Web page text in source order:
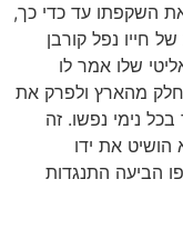
השקפתו עד כדי כך,
חייו נפל קורבן
שלו אמר לו
מהארץ ולפרק את
נימי נפשו. זה
את ידו
הביעה התנגדות